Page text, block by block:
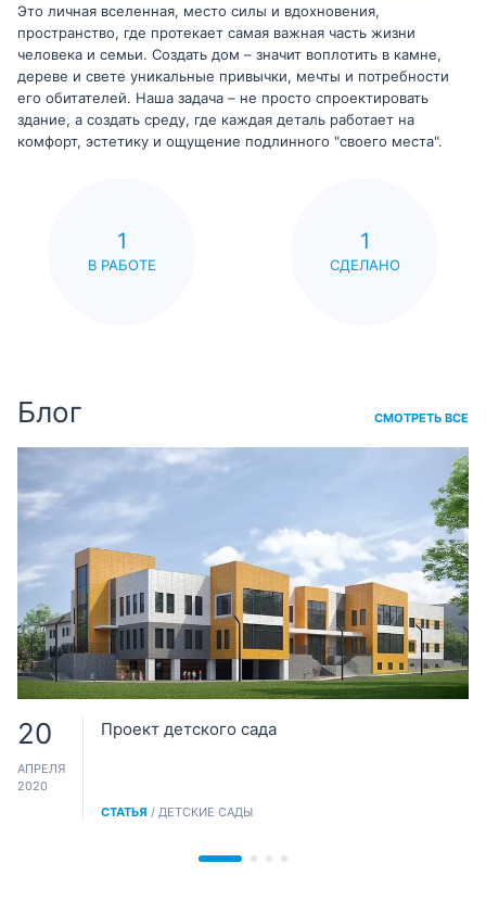
Это личная вселенная, место силы и вдохновения,
пространство, где протекает самая важная часть жизни
человека и семьи. Создать дом – значит воплотить в камне,
дереве и свете уникальные привычки, мечты и потребности
его обитателей. Наша задача – не просто спроектировать
здание, а создать среду, где каждая деталь работает на
комфорт, эстетику и ощущение подлинного "своего места".
1
В РАБОТЕ
1
СДЕЛАНО
Блог СМОТРЕТЬ ВСЕ
20
АПРЕЛЯ
2020
Проект детского сада
СТАТЬЯ / ДЕТСКИЕ САДЫ